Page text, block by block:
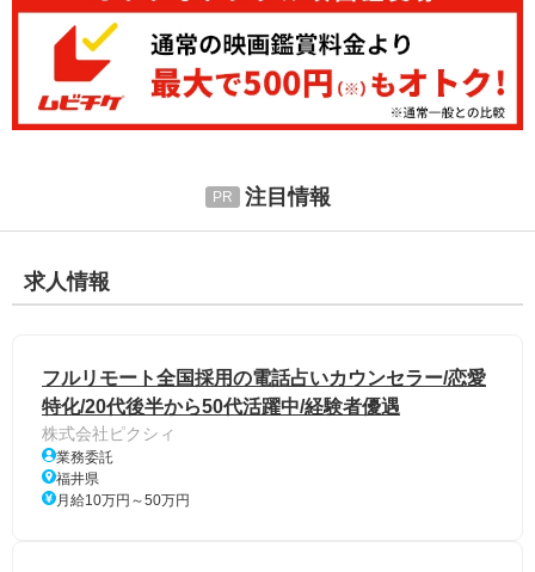
注目情報
求人情報
フルリモート全国採用の電話占いカウンセラー/恋愛
特化/20代後半から50代活躍中/経験者優遇
株式会社ピクシィ
業務委託
福井県
月給10万円～50万円